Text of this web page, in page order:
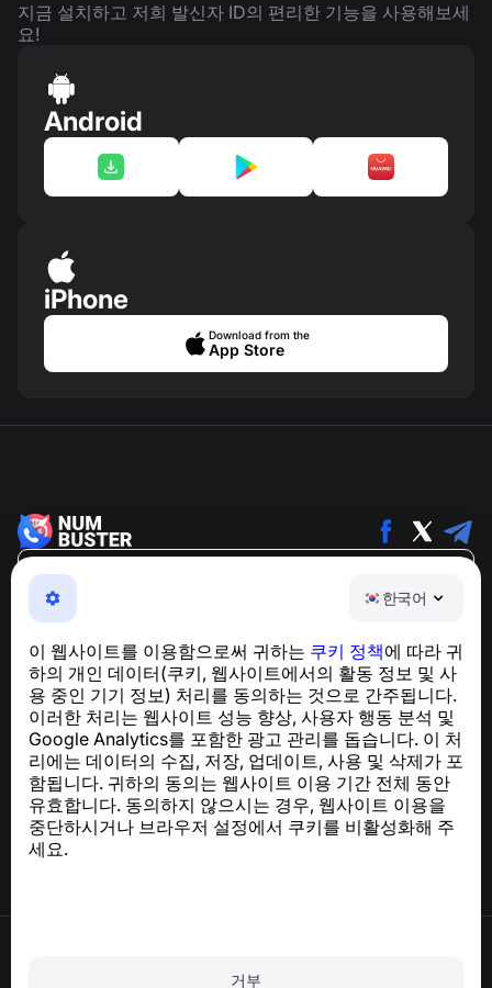
한국어
이 웹사이트를 이용함으로써 귀하는 쿠키 정책에 따라 귀
하의 개인 데이터(쿠키, 웹사이트에서의 활동 정보 및 사
용 중인 기기 정보) 처리를 동의하는 것으로 간주됩니다.
이러한 처리는 웹사이트 성능 향상, 사용자 행동 분석 및
Google Analytics를 포함한 광고 관리를 돕습니다. 이 처
리에는 데이터의 수집, 저장, 업데이트, 사용 및 삭제가 포
함됩니다. 귀하의 동의는 웹사이트 이용 기간 전체 동안
유효합니다. 동의하지 않으시는 경우, 웹사이트 이용을
중단하시거나 브라우저 설정에서 쿠키를 비활성화해 주
세요.
거부
지금 설치하고 저희 발신자 ID의 편리한 기능을 사용해보세
요!
Android
iPhone
Download from the
App Store
NumBuster © 2013—2026 ·
support@numbuster.com
하는 간편한 앱
GDPR 준수 관련 문의:support@numbuster.com
도움말 센터
뉴스 및 기사
프로젝트 소개
연락처